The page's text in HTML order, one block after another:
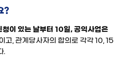
?
청이 있는 날부터 10일, 공익사업은
고, 관계당사자의 합의로 각각 10, 15
.